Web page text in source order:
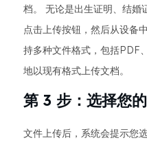
档。 无论是出生证明、结婚
点击上传按钮，然后从设备
持多种文件格式，包括PDF
地以现有格式上传文档。
第 3 步：选择您
文件上传后，系统会提示您